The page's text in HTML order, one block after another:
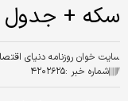
سکه + جدول
سایت خوان روزنامه دنیای
شماره خبر :۴۲۰۲۶۲۵